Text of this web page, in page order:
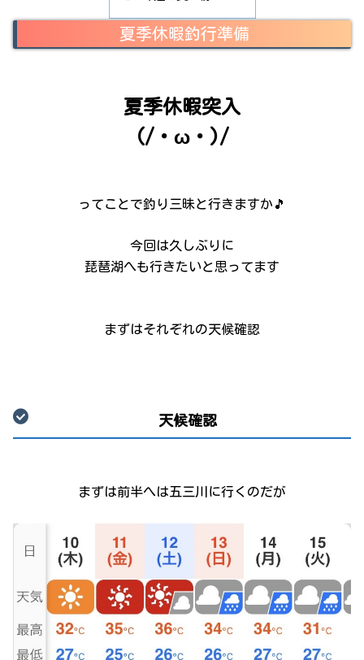
夏季休暇釣行準備
夏季休暇突入
(/・ω・)/
ってことで釣り三昧と行きますか🎵
今回は久しぶりに
琵琶湖へも行きたいと思ってます
まずはそれぞれの天候確認
天候確認
まずは前半へは五三川に行くのだが